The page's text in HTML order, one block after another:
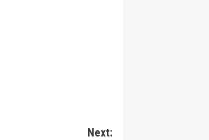
Next: